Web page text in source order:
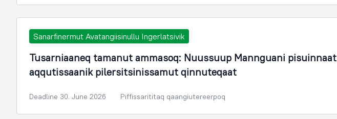
Sanarfinermut Avatangiisinullu Ingerlatsivik
Tusarniaaneq tamanut ammasoq: Nuussuup Mannguani pisuinnaat
aqqutissaanik pilersitsinissamut qinnuteqaat
Deadline 30. June 2026 Piffissarititaq qaangiutereerpoq